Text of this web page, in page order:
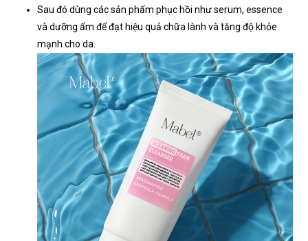
Sau đó dùng các sản phẩm phục hồi như serum, essence
và dưỡng ẩm để đạt hiệu quả chữa lành và tăng độ khỏe
mạnh cho da.